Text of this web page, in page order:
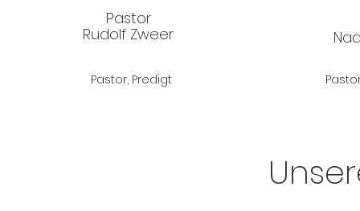
Pastor
Rudolf Zweer
Pastor, Predigt